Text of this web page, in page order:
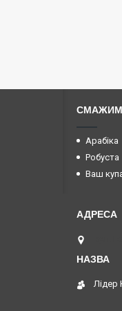
Арабіка
Робуста
Ваш
Лідер